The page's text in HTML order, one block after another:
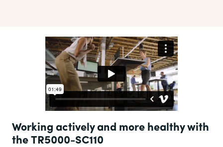
Working actively and more healthy with
the TR5000-SC110